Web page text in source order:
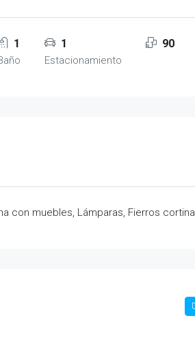
1 1
Estacionamiento
90
con muebles, Lámparas, Fierros cortina